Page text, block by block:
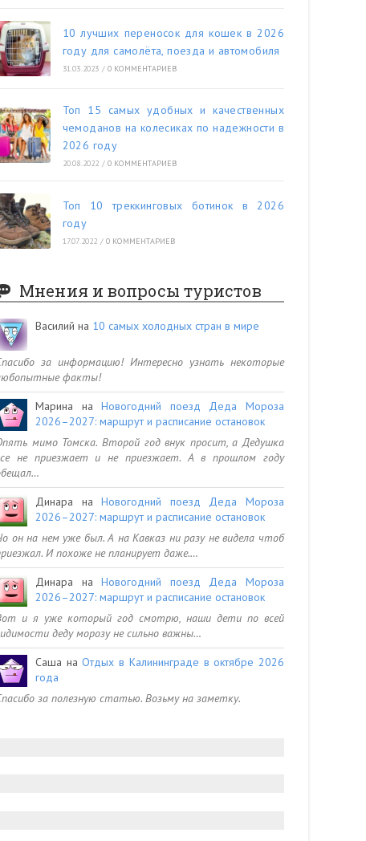
10 лучших переносок для кошек в 2026
году для самолёта, поезда и автомобиля
31.03.2023 / 0 КОММЕНТАРИЕВ
Топ 15 самых удобных и качественных
чемоданов на колесиках по надежности в
2026 году
20.08.2022 / 0 КОММЕНТАРИЕВ
Топ 10 треккинговых ботинок в 2026
году
17.07.2022 / 0 КОММЕНТАРИЕВ
Мнения и вопросы туристов
Василий на 10 самых холодных стран в мире
за информацию! Интересно узнать некоторые
факты!
Марина наНовогодний поезд Деда Мороза
2026–2027: маршрут и расписание остановок
мимо Томска. Второй год внук просит, а Дедушка
не приезжает и не приезжает. А в прошлом году
Динара наНовогодний поезд Деда Мороза
2026–2027: маршрут и расписание остановок
он на нем уже был. А на Кавказ ни разу не видела чтоб
И похоже не планирует даже.…
Динара наНовогодний поезд Деда Мороза
2026–2027: маршрут и расписание остановок
и я уже который год смотрю, наши дети по всей
деду морозу не сильно важны…
Саша наОтдых в Калининграде в октябре 2026
года
за полезную статью. Возьму на заметку.